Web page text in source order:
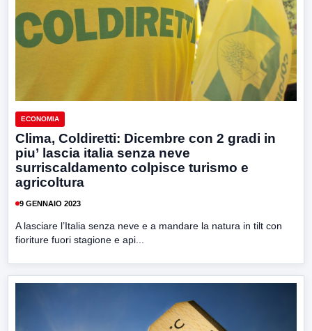
ECONOMIA
Clima, Coldiretti: Dicembre con 2 gradi in
piu’ lascia italia senza neve
surriscaldamento colpisce turismo e
agricoltura
9 GENNAIO 2023
A lasciare l’Italia senza neve e a mandare la natura in tilt con
fioriture fuori stagione e api...